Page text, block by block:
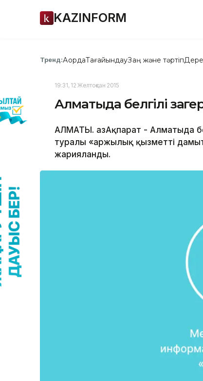
KAZINFORM
Тренд:АқордаТағайындауЗаң және тәртіп
19:31, 12 Желтоқсан 2015
Алматыда белгілі
АЛМАТЫ. ҚазАқпарат - Алматыда
туралы «Қаржылық қызметті
жарияланды.